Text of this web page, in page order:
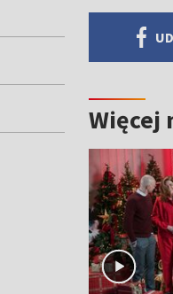
Więcej